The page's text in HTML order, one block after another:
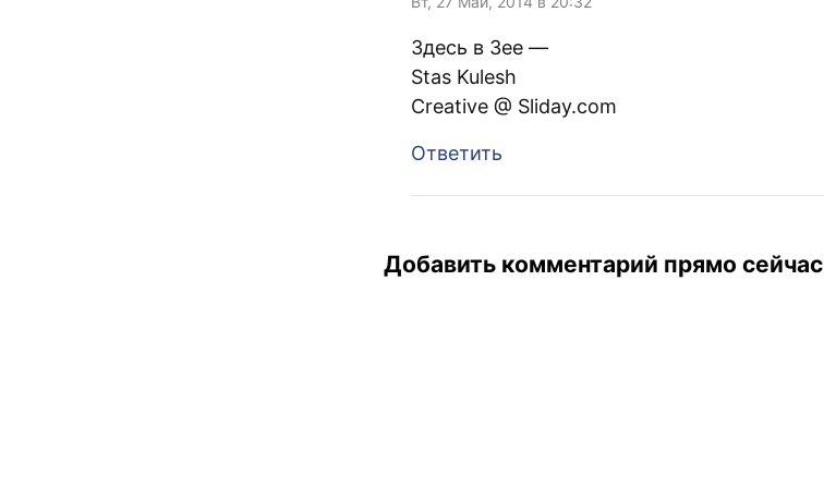
Здесь в Зее —
Stas Kulesh
Creative @ Sliday.com
Ответить
Добавить комментарий прямо сейчас